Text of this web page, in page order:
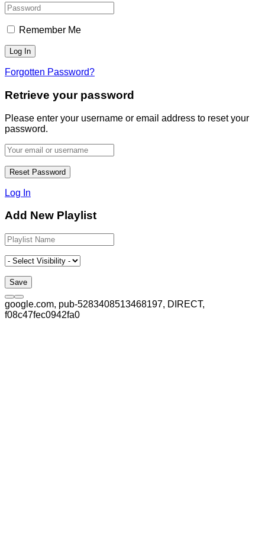
Remember Me
Forgotten Password?
Retrieve your password
Please enter your username or email address to reset your
password.
Log In
Add New Playlist
google.com, pub-5283408513468197, DIRECT,
f08c47fec0942fa0